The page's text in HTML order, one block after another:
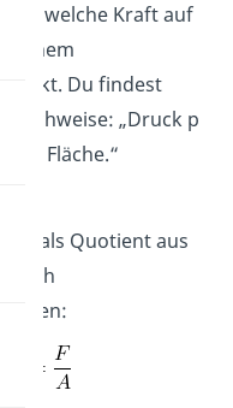
welche Kraft auf
einem
wirkt. Du findest
„Druck p
pro Fläche.“
als Quotient aus